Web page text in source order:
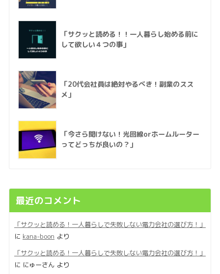
「サクッと読める！！一人暮らし始める前に
して欲しい４つの事」
「20代会社員は絶対やるべき！副業のスス
メ」
「今さら聞けない！光回線orホームルーター
ってどっちが良いの？」
最近のコメント
「サクッと読める！一人暮らしで失敗しない電力会社の選び方！」
に kana-boon より
「サクッと読める！一人暮らしで失敗しない電力会社の選び方！」
に にゅーさんより